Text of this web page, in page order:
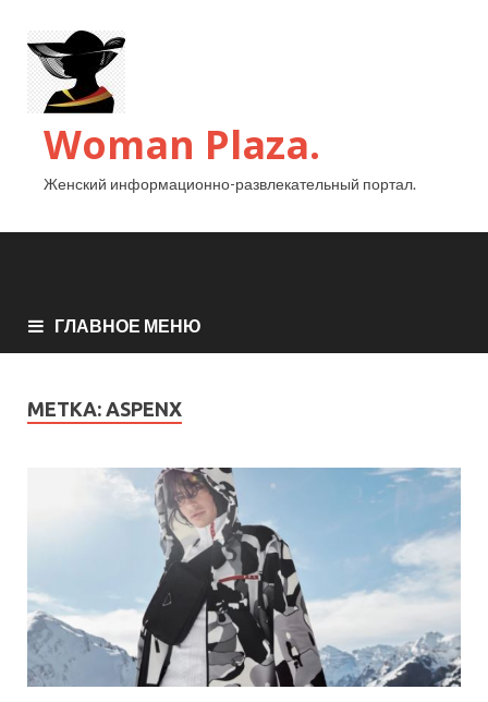
Woman Plaza.
Женский информационно-развлекательный портал.
ГЛАВНОЕ МЕНЮ
МЕТКА: ASPENX